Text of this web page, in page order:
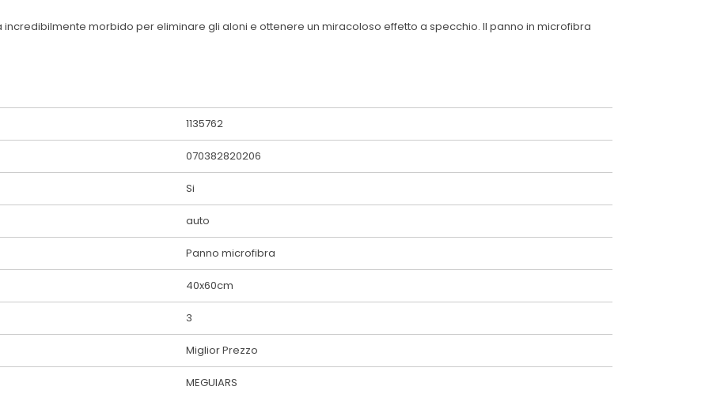
incredibilmente morbido per eliminare gli aloni e ottenere un miracoloso effetto a specchio. Il panno in microfibra
1135762
070382820206
Si
auto
Panno microfibra
40x60cm
3
Miglior Prezzo
MEGUIARS